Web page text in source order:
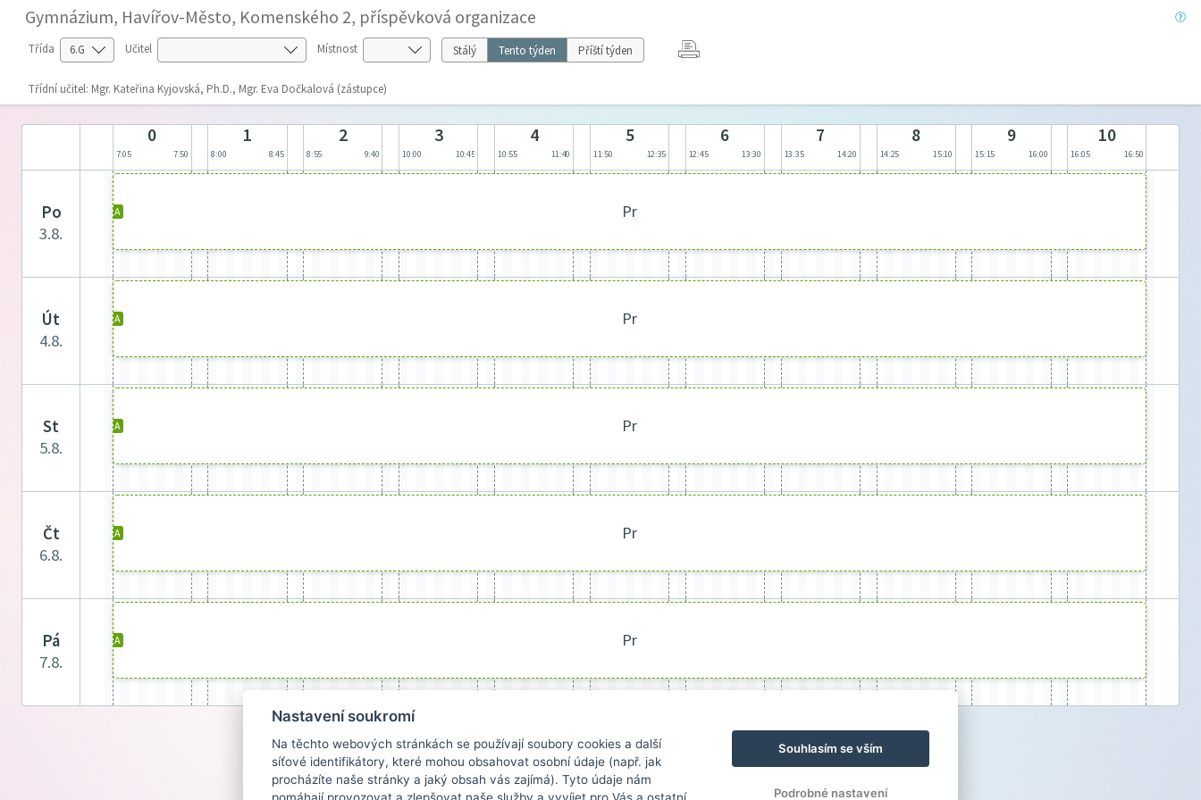
Gymnázium, Havířov-Město, Komenského 2, příspěvková organizace
Třída Učitel Místnost Stálý Tento týden Příští týden
Třídní učitel: Mgr. Kateřina Kyjovská, Ph.D., Mgr. Eva Dočkalová (zástupce)
0
7:05 7:50
1
8:00 8:45
2
8:55 9:40
3
10:00 10:45
4
10:55 11:40
5
11:50 12:35
6
12:45 13:30
7
13:35 14:20
8
14:25 15:10
9
15:15 16:00
10
16:05 16:50
po
3.8.
A Pr
út
4.8.
A Pr
st
5.8.
A Pr
čt
6.8.
A Pr
pá
7.8.
A Pr
Nastavení soukromí
Na těchto webových stránkách se používají soubory cookies a další
síťové identifikátory, které mohou obsahovat osobní údaje (např. jak
procházíte naše stránky a jaký obsah vás zajímá). Tyto údaje nám
Souhlasím se vším
Podrobné nastavení